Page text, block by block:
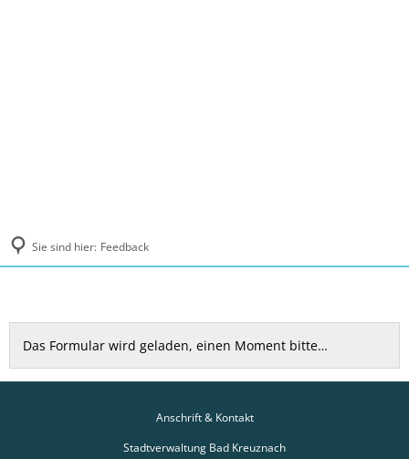
Sie sind hier: Feedback
Feedback
Das Formular wird geladen, einen Moment bitte…
Anschrift & Kontakt
Stadtverwaltung Bad Kreuznach